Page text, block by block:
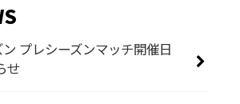
プレシーズンマッチ開催日
せ